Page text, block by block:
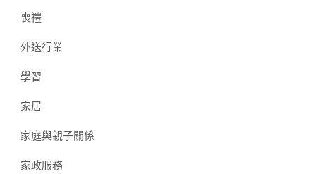
喪禮
外送行業
學習
家居
家庭與親子關係
家政服務